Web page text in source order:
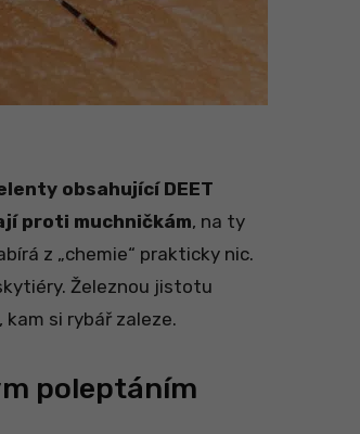
obsahující DEET
proti muchničkám, na ty
z „chemie“ prakticky nic.
Železnou jistotu
, kam si rybář zaleze.
poleptáním